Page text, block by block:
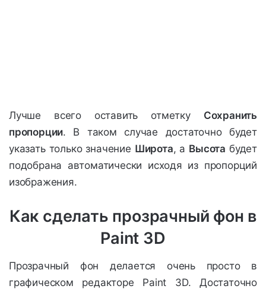
Лучше всего оставить отметку Сохранить
пропорции. В таком случае достаточно будет
указать только значение Широта, а Высота будет
подобрана автоматически исходя из пропорций
изображения.
Как сделать прозрачный фон в
Paint 3D
Прозрачный фон делается очень просто в
графическом редакторе Paint 3D. Достаточно